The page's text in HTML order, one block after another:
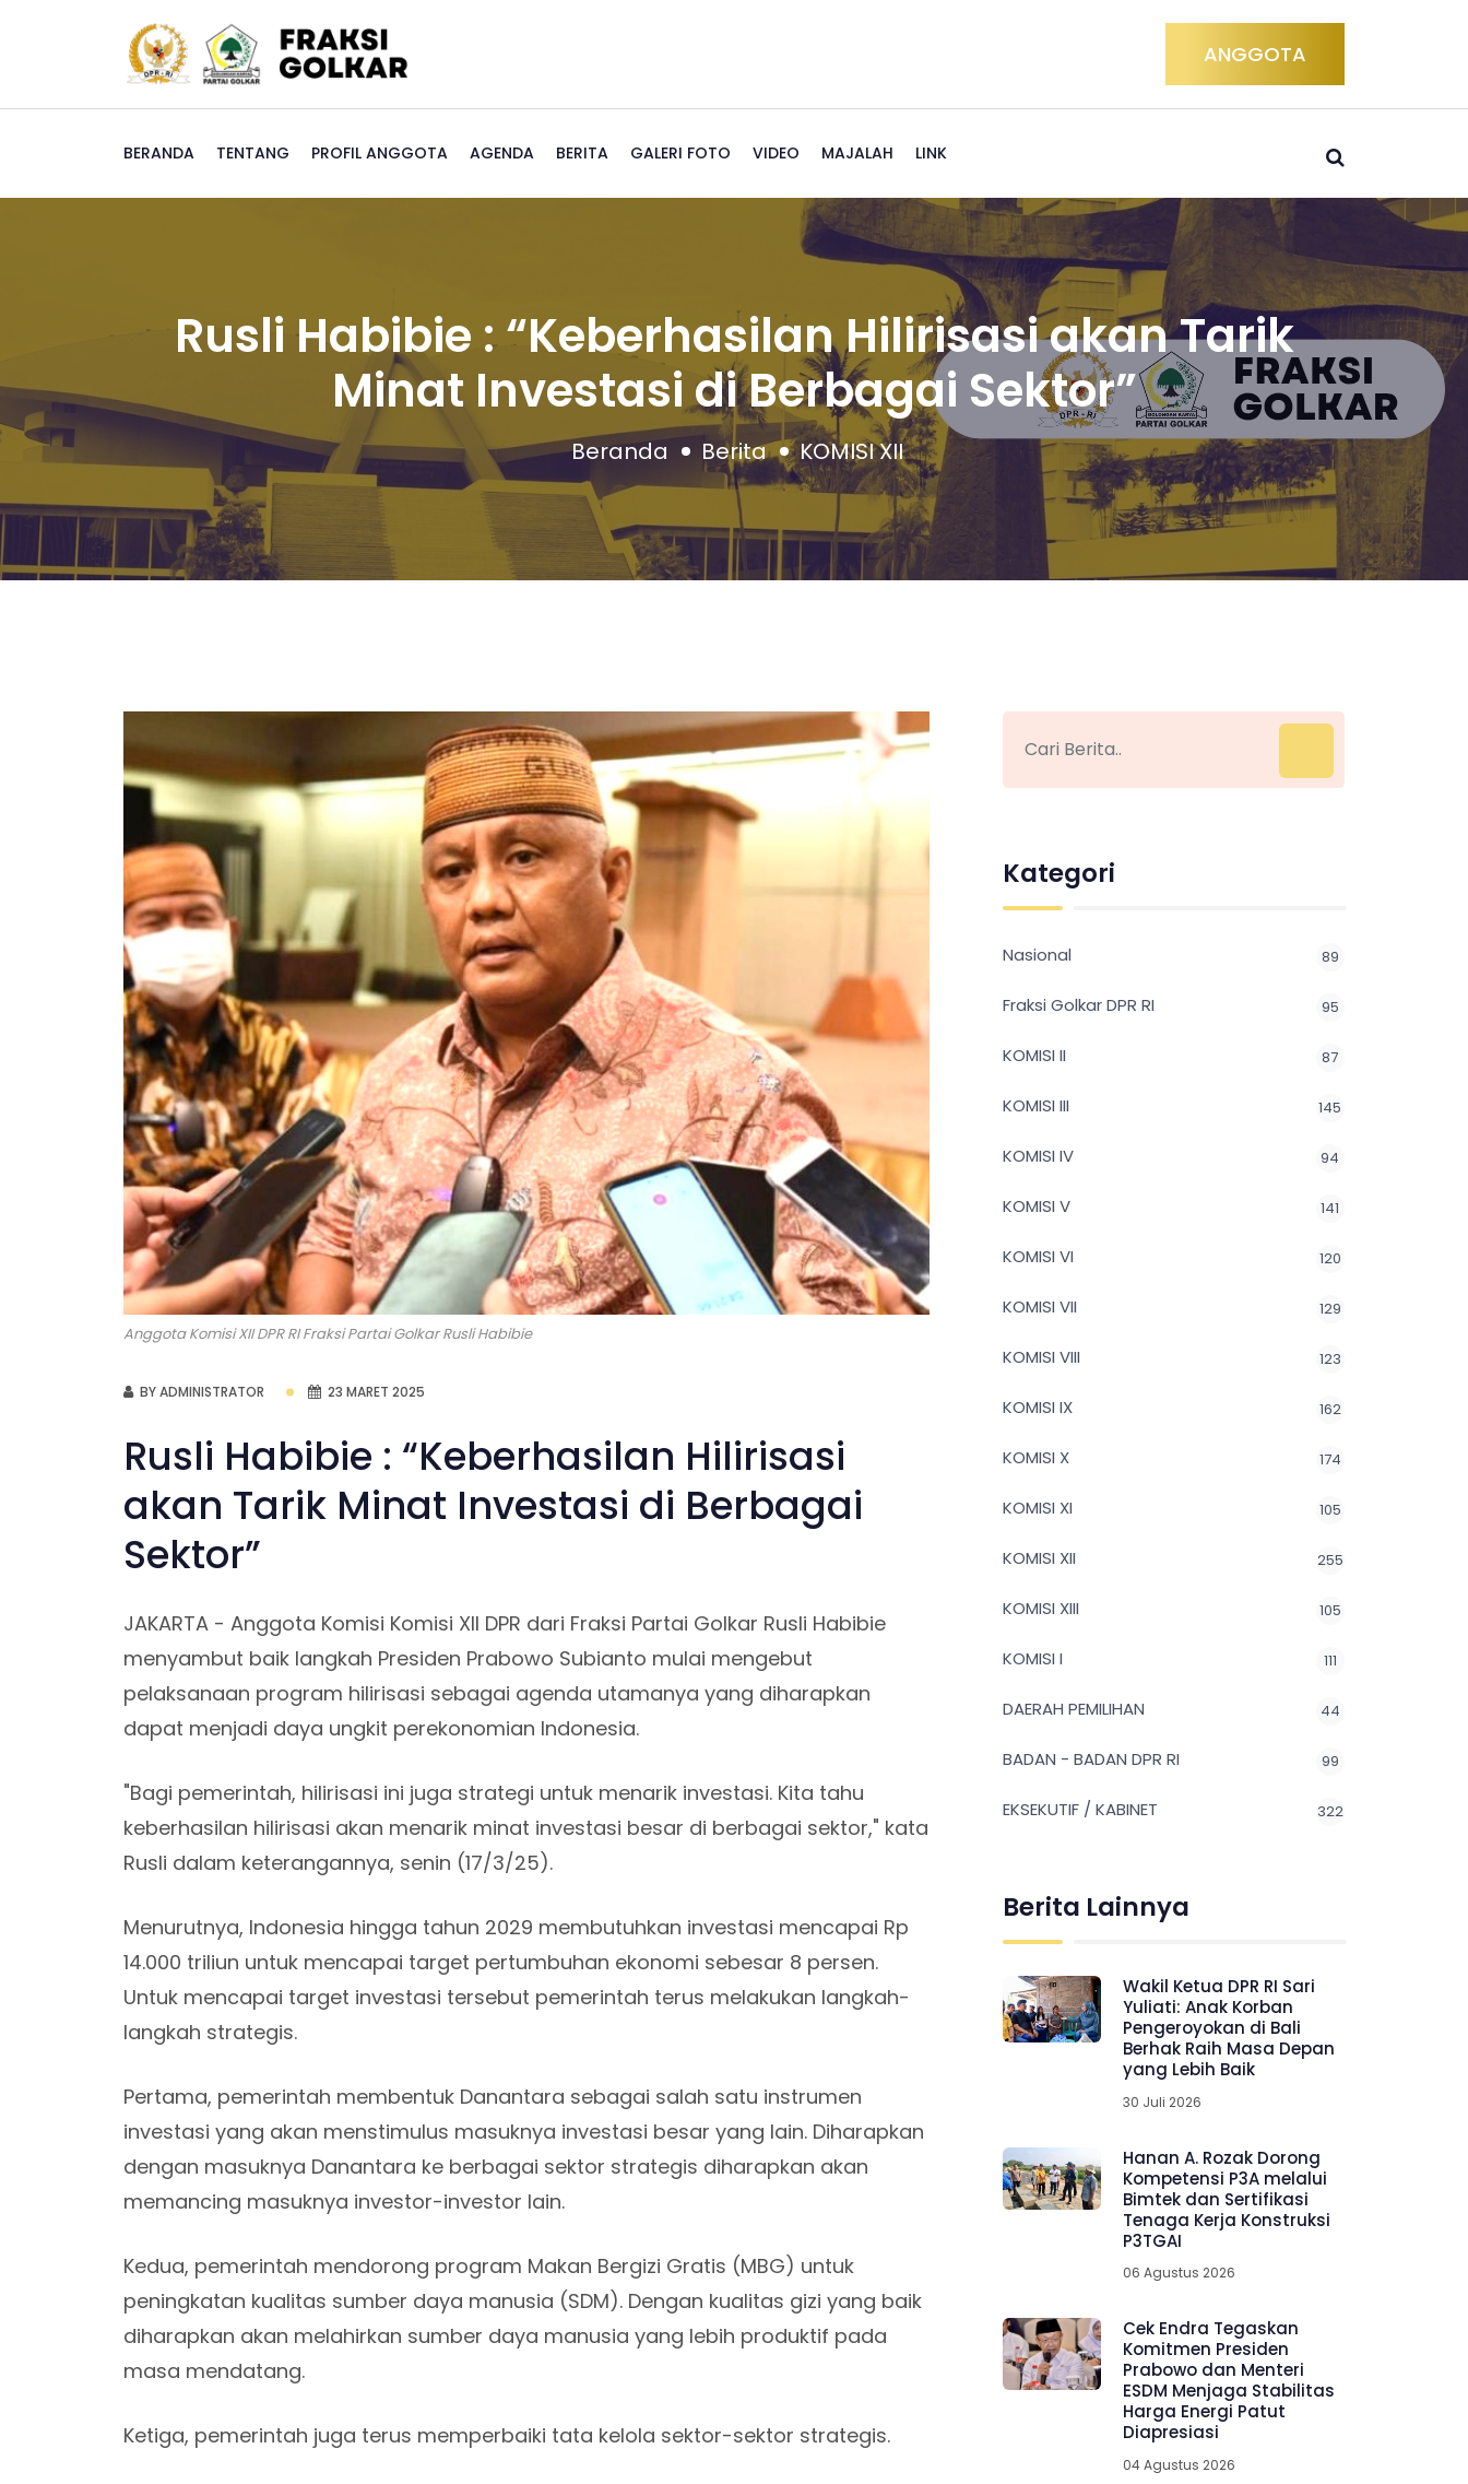
ANGGOTA
BERANDA TENTANG PROFIL ANGGOTA AGENDA BERITA GALERI FOTO VIDEO MAJALAH LINK
Rusli Habibie : “Keberhasilan Hilirisasi akan Tarik
Minat Investasi di Berbagai Sektor”
Beranda Berita KOMISI XII
Anggota Komisi XII DPR RI Fraksi Partai Golkar Rusli Habibie
BY ADMINISTRATOR 23 MARET 2025
Rusli Habibie : “Keberhasilan Hilirisasi
akan Tarik Minat Investasi di Berbagai
Sektor”
JAKARTA - Anggota Komisi Komisi XII DPR dari Fraksi Partai Golkar Rusli Habibie
menyambut baik langkah Presiden Prabowo Subianto mulai mengebut
pelaksanaan program hilirisasi sebagai agenda utamanya yang diharapkan
dapat menjadi daya ungkit perekonomian Indonesia.
"Bagi pemerintah, hilirisasi ini juga strategi untuk menarik investasi. Kita tahu
keberhasilan hilirisasi akan menarik minat investasi besar di berbagai sektor," kata
Rusli dalam keterangannya, senin (17/3/25).
Menurutnya, Indonesia hingga tahun 2029 membutuhkan investasi mencapai Rp
14.000 triliun untuk mencapai target pertumbuhan ekonomi sebesar 8 persen.
Untuk mencapai target investasi tersebut pemerintah terus melakukan langkah-
langkah strategis.
Pertama, pemerintah membentuk Danantara sebagai salah satu instrumen
investasi yang akan menstimulus masuknya investasi besar yang lain. Diharapkan
dengan masuknya Danantara ke berbagai sektor strategis diharapkan akan
memancing masuknya investor-investor lain.
Kedua, pemerintah mendorong program Makan Bergizi Gratis (MBG) untuk
peningkatan kualitas sumber daya manusia (SDM). Dengan kualitas gizi yang baik
diharapkan akan melahirkan sumber daya manusia yang lebih produktif pada
masa mendatang.
Ketiga, pemerintah juga terus memperbaiki tata kelola sektor-sektor strategis.
Kategori
Nasional 89
Fraksi Golkar DPR RI 95
KOMISI II 87
KOMISI III 145
KOMISI IV 94
KOMISI V 141
KOMISI VI 120
KOMISI VII 129
KOMISI VIII 123
KOMISI IX 162
KOMISI X 174
KOMISI XI 105
KOMISI XII 255
KOMISI XIII 105
KOMISI I 111
DAERAH PEMILIHAN 44
BADAN - BADAN DPR RI 99
EKSEKUTIF / KABINET 322
Berita Lainnya
Wakil Ketua DPR RI Sari
Yuliati: Anak Korban
Pengeroyokan di Bali
Berhak Raih Masa Depan
yang Lebih Baik
30 Juli 2026
Hanan A. Rozak Dorong
Kompetensi P3A melalui
Bimtek dan Sertifikasi
Tenaga Kerja Konstruksi
P3TGAI
06 Agustus 2026
Cek Endra Tegaskan
Komitmen Presiden
Prabowo dan Menteri
ESDM Menjaga Stabilitas
Harga Energi Patut
Diapresiasi
04 Agustus 2026